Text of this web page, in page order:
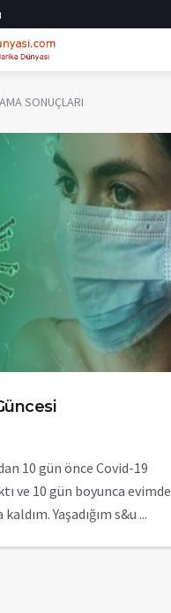
SONUÇLARI
10 gün önce Covid-19
ve 10 gün boyunca evimde
Yaşadığım s&u ...